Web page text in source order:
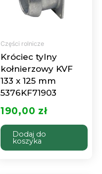
Części rolnicze
Króciec tylny
kołnierzowy KVF
133 x 125 mm
5376KF71903
190,00 zł
Dodaj do
koszyka